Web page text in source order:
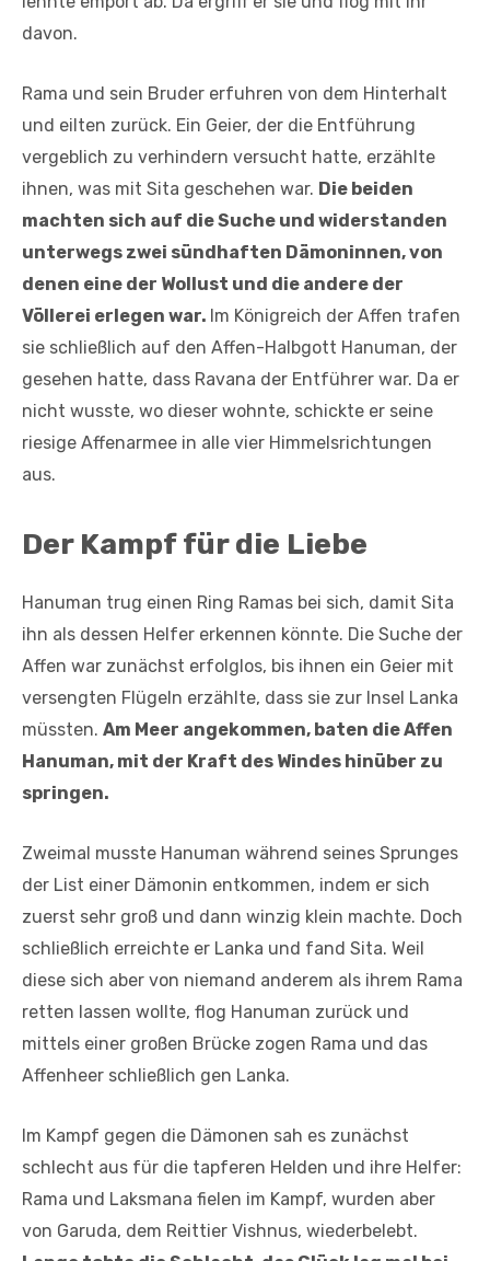
davon.
Rama und sein Bruder erfuhren von dem Hinterhalt
und eilten zurück. Ein Geier, der die Entführung
vergeblich zu verhindern versucht hatte, erzählte
ihnen, was mit Sita geschehen war. Die beiden
machten sich auf die Suche und widerstanden
unterwegs zwei sündhaften Dämoninnen, von
denen eine der Wollust und die andere der
Völlerei erlegen war. Im Königreich der Affen trafen
sie schließlich auf den Affen-Halbgott Hanuman, der
gesehen hatte, dass Ravana der Entführer war. Da er
nicht wusste, wo dieser wohnte, schickte er seine
riesige Affenarmee in alle vier Himmelsrichtungen
aus.
Der Kampf für die Liebe
Hanuman trug einen Ring Ramas bei sich, damit Sita
ihn als dessen Helfer erkennen könnte. Die Suche der
Affen war zunächst erfolglos, bis ihnen ein Geier mit
versengten Flügeln erzählte, dass sie zur Insel Lanka
müssten. Am Meer angekommen, baten die Affen
Hanuman, mit der Kraft des Windes hinüber zu
springen.
Zweimal musste Hanuman während seines Sprunges
der List einer Dämonin entkommen, indem er sich
zuerst sehr groß und dann winzig klein machte. Doch
schließlich erreichte er Lanka und fand Sita. Weil
diese sich aber von niemand anderem als ihrem Rama
retten lassen wollte, flog Hanuman zurück und
mittels einer großen Brücke zogen Rama und das
Affenheer schließlich gen Lanka.
Im Kampf gegen die Dämonen sah es zunächst
schlecht aus für die tapferen Helden und ihre Helfer:
Rama und Laksmana fielen im Kampf, wurden aber
von Garuda, dem Reittier Vishnus, wiederbelebt.